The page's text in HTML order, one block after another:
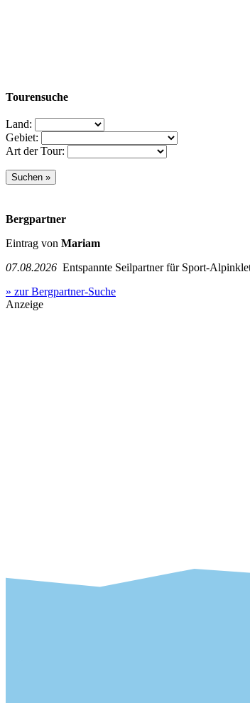
Tourensuche
Land:
Gebiet:
Art der Tour:
Bergpartner
Eintrag von Mariam
07.08.2026 Entspannte Seilpartner für Sport-
» zur Bergpartner-Suche
Anzeige